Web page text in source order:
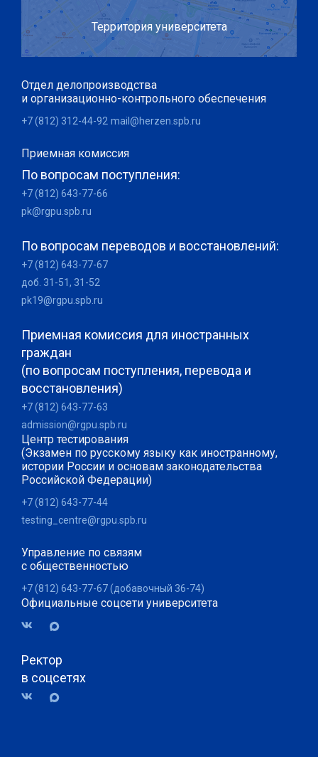
Территория университета
Отдел делопроизводства
и организационно-контрольного обеспечения
+7 (812) 312-44-92 mail@herzen.spb.ru
Приемная комиссия
По вопросам поступления:
+7 (812) 643-77-66
pk@rgpu.spb.ru
По вопросам переводов и восстановлений:
+7 (812) 643-77-67
доб. 31-51, 31-52
pk19@rgpu.spb.ru
Приемная комиссия для иностранных
граждан
(по вопросам поступления, перевода и
восстановления)
+7 (812) 643-77-63
admission@rgpu.spb.ru
Центр тестирования
(Экзамен по русскому языку как иностранному,
истории России и основам законодательства
Российской Федерации)
+7 (812) 643-77-44
testing_centre@rgpu.spb.ru
Управление по связям
с общественностью
+7 (812) 643-77-67 (добавочный 36-74)
Официальные соцсети университета
Ректор
в соцсетях